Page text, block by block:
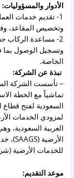
الأدوار والمسؤوليات:
1- تقديم خدمات
وتخصيص المقاعد،
2- مساعدة الركاب
وتسجيل الوصول بما
الخاصة.
نبذة عن الشركة:
تماشياً مع الخطة
لمزودي الخدمات
العربية السعودية،
للخدمات الأرضية
موعد التقديم: